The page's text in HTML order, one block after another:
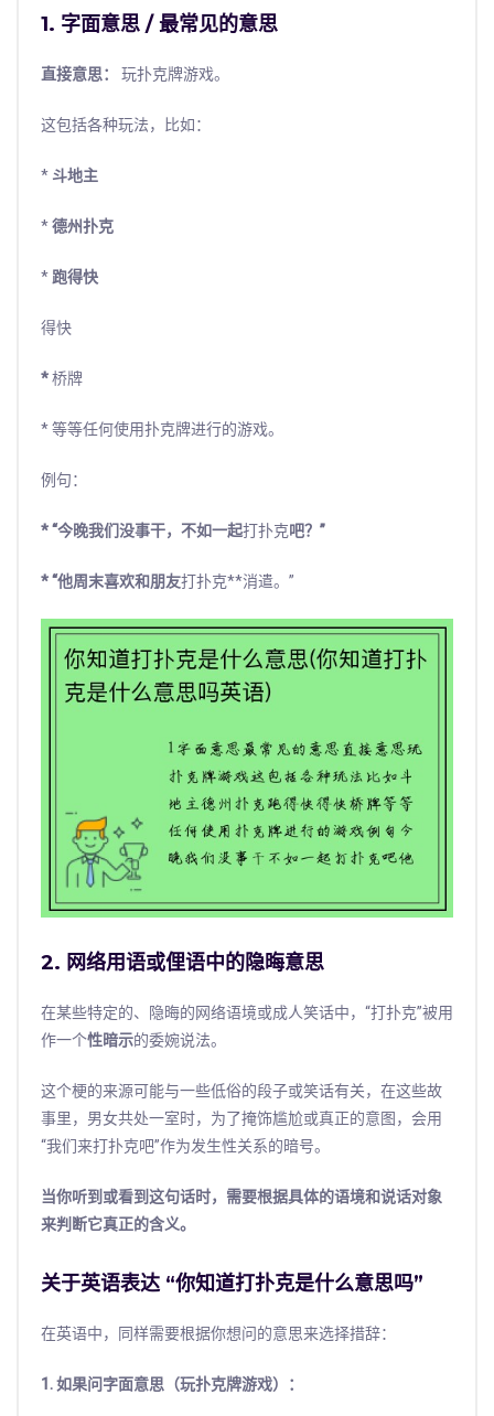
1. 字面意思 / 最常见的意思
直接意思： 玩扑克牌游戏。
这包括各种玩法，比如：
*斗地主
*德州扑克
*跑得快
得快
*桥牌
* 等等任何使用扑克牌进行的游戏。
例句：
* “今晚我们没事干，不如一起打扑克吧？”
* “他周末喜欢和朋友打扑克**消遣。”
2. 网络用语或俚语中的隐晦意思
在某些特定的、隐晦的网络语境或成人笑话中，“打扑克”被用
作一个性暗示的委婉说法。
这个梗的来源可能与一些低俗的段子或笑话有关，在这些故
事里，男女共处一室时，为了掩饰尴尬或真正的意图，会用
“我们来打扑克吧”作为发生性关系的暗号。
当你听到或看到这句话时，需要根据具体的语境和说话对象
来判断它真正的含义。
关于英语表达 “你知道打扑克是什么意思吗”
在英语中，同样需要根据你想问的意思来选择措辞：
1. 如果问字面意思（玩扑克牌游戏）：